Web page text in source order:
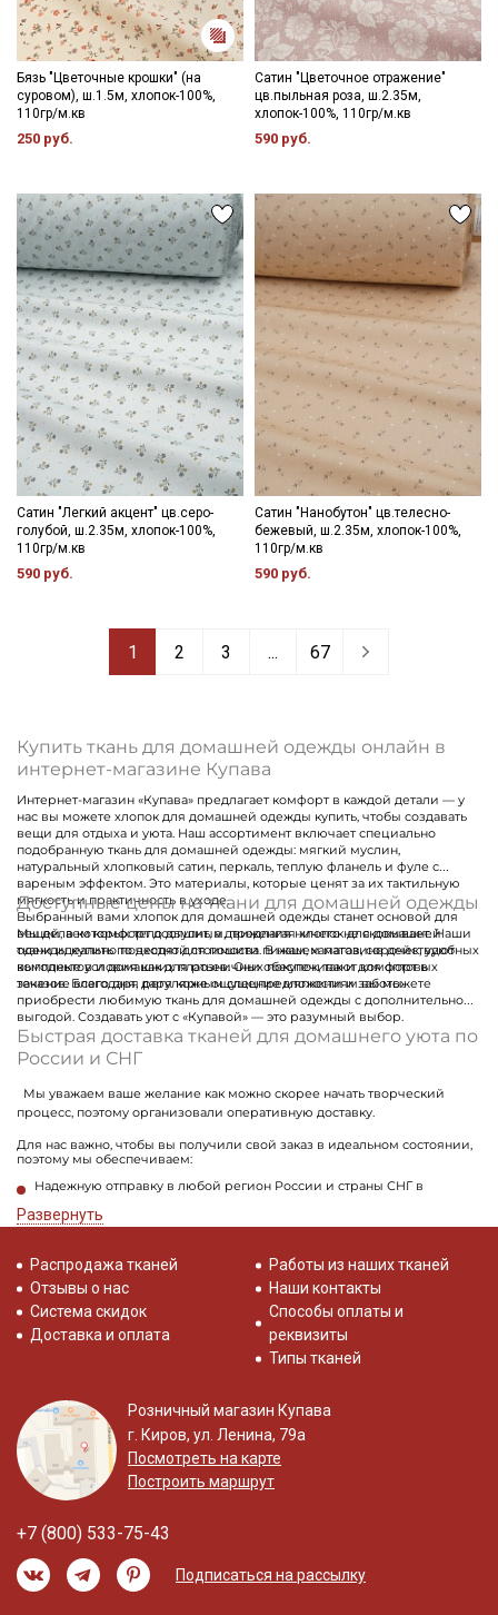
Бязь "Цветочные крошки" (на
суровом), ш.1.5м, хлопок-100%,
110гр/м.кв
250 руб.
Сатин "Цветочное отражение"
цв.пыльная роза, ш.2.35м,
хлопок-100%, 110гр/м.кв
590 руб.
Сатин "Легкий акцент" цв.серо-
голубой, ш.2.35м, хлопок-100%,
110гр/м.кв
590 руб.
Сатин "Нанобутон" цв.телесно-
бежевый, ш.2.35м, хлопок-100%,
110гр/м.кв
590 руб.
1 2 3 ... 67
Купить ткань для домашней одежды онлайн в
интернет-магазине Купава
Интернет-магазин «Купава» предлагает комфорт в каждой детали — у
нас вы можете хлопок для домашней одежды купить, чтобы создавать
вещи для отдыха и уюта. Наш ассортимент включает специально
подобранную ткань для домашней одежды: мягкий муслин,
натуральный хлопковый сатин, перкаль, теплую фланель и фуле с
вареным эффектом. Это материалы, которые ценят за их тактильную
мягкость и практичность в уходе.
Выбранный вами хлопок для домашней одежды станет основой для
вещей, в которых тело дышит, а движения ничего не сковывает. Наши
ткани идеально подходят для пошива пижам, халатов, сорочек, удобных
комплектов и домашних платьев. Они обеспечивают комфорт в
течение всего дня, даря коже ощущение мягкости и заботы.
Доступные цены на ткани для домашней одежды
Мы делаем комфорт доступным, предлагая хлопок для домашней
одежды купить по честной стоимости. В нашем магазине действуют
выгодные условия как для розничных покупок, так и для оптовых
заказов. Благодаря регулярным спецпредложениям вы можете
приобрести любимую ткань для домашней одежды с дополнительной
выгодой. Создавать уют с «Купавой» — это разумный выбор.
Быстрая доставка тканей для домашнего уюта по
России и СНГ
Мы уважаем ваше желание как можно скорее начать творческий
процесс, поэтому организовали оперативную доставку.
Для нас важно, чтобы вы получили свой заказ в идеальном состоянии,
поэтому мы обеспечиваем:
Надежную отправку в любой регион России и страны СНГ в
Прочную упаковку, которая сохранит качество и внешний вид
Не откладывайте создание идеального домашнего гардероба!
Выберите в нашем каталоге подходящий хлопок для домашней
мы позаботимся о быстрой и аккуратной доставке ваших материалов
для творчества.
Развернуть
Распродажа тканей
Отзывы о нас
Система скидок
Доставка и оплата
Работы из наших тканей
Наши контакты
Способы оплаты и
реквизиты
Типы тканей
Розничный магазин Купава
г. Киров, ул. Ленина, 79а
Посмотреть на карте
Построить маршрут
+7 (800) 533-75-43
Подписаться на рассылку